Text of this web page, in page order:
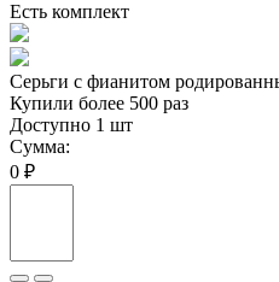
Есть комплект
Серьги с фианитом
Купили более 500 раз
Доступно 1 шт
Сумма:
0 ₽